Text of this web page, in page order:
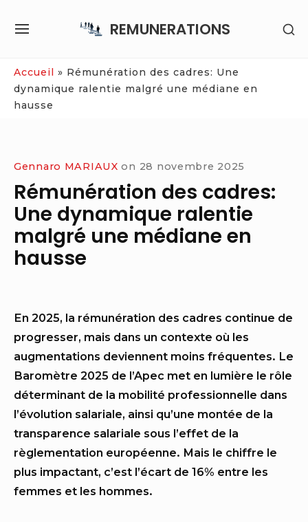
REMUNERATIONS
SITE
Accueil » Rémunération des cadres: Une
dynamique ralentie malgré une médiane en
hausse
Gennaro MARIAUX on 28 novembre 2025
Rémunération des cadres:
Une dynamique ralentie
malgré une médiane en
hausse
En 2025, la rémunération des cadres continue de
progresser, mais dans un contexte où les
augmentations deviennent moins fréquentes. Le
Baromètre 2025 de l’Apec met en lumière le rôle
déterminant de la mobilité professionnelle dans
l’évolution salariale, ainsi qu’une montée de la
transparence salariale sous l’effet de la
règlementation européenne. Mais le chiffre le
plus impactant, c’est l’écart de 16% entre les
femmes et les hommes.